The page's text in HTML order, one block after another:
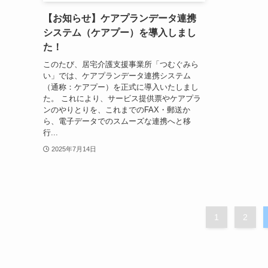
【お知らせ】ケアプランデータ連携
システム（ケアプー）を導入しまし
た！
このたび、居宅介護支援事業所「つむぐみら
い」では、ケアプランデータ連携システム
（通称：ケアプー）を正式に導入いたしまし
た。 これにより、サービス提供票やケアプラ
ンのやりとりを、これまでのFAX・郵送か
ら、電子データでのスムーズな連携へと移
行...
2025年7月14日
1 2